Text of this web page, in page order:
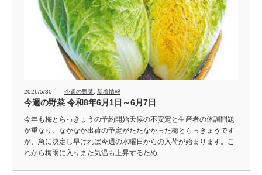
2026/5/30 今週の野菜 新着情報
今週の野菜 令和8年6月1日～6月7日
今年も梅とらっきょうの予約開始天候の不安定と生産者の体調問題
が重なり、なかなか出荷の予定がたたなかった梅とらっきょうです
が、急に決定し早ければ今週の水曜日からの入荷が始まります。こ
れから梅雨に入りまた気温も上昇するため…